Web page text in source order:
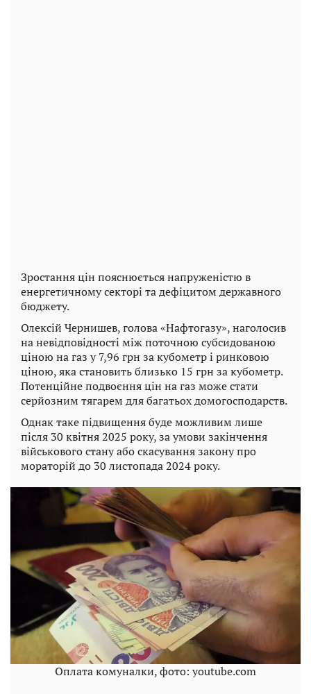
Зростання цін пояснюється напруженістю в
енергетичному секторі та дефіцитом державного
бюджету.
Олексій Чернишев, голова «Нафтогазу», наголосив
на невідповідності між поточною субсидованою
ціною на газ у 7,96 грн за кубометр і ринковою
ціною, яка становить близько 15 грн за кубометр.
Потенційне подвоєння цін на газ може стати
серйозним тягарем для багатьох домогосподарств.
Однак таке підвищення буде можливим лише
після 30 квітня 2025 року, за умови закінчення
військового стану або скасування закону про
мораторій до 30 листопада 2024 року.
Оплата комуналки, фото: youtube.com